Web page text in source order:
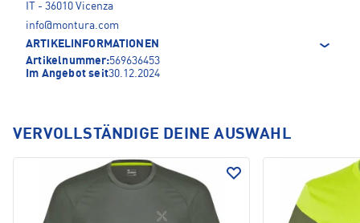
IT - 36010 Vicenza
info@montura.com
ARTIKELINFORMATIONEN
Artikelnummer:569636453
Im Angebot seit30.12.2024
VERVOLLSTÄNDIGE DEINE AUSWAHL